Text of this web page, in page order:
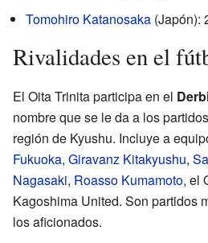
Tomohiro Katanosaka (Japón):
Rivalidades en el
El Oita Trinita participa en el
nombre que se le da a los
región de Kyushu. Incluye a
Fukuoka, Giravanz Kitakyushu,
Nagasaki, Roasso Kumamoto, el
Kagoshima United. Son partidos
los aficionados.